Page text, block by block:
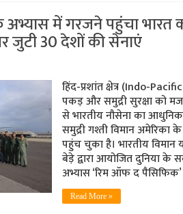
में गरजने पहुंचा भारत
जुटी 30 देशों की सेनाएं
हिंद-प्रशांत क्षेत्र (Indo-
पकड़ और समुद्री सुरक्षा को
से भारतीय नौसेना का
समुद्री गश्ती विमान अमेरिका
पहुंच चुका है। भारतीय विमान
बेड़े द्वारा आयोजित दुनिया के
अभ्यास ‘रिम ऑफ द
Read More »